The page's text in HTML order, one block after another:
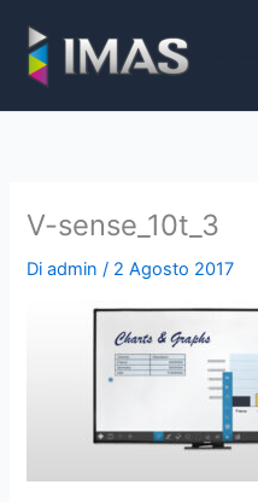
contenuto
V-sense_10t_3
Diadmin/ 2 Agosto 2017